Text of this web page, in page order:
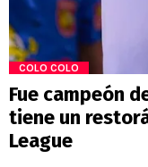
COLO COLO
Fue campeón
tiene un
League